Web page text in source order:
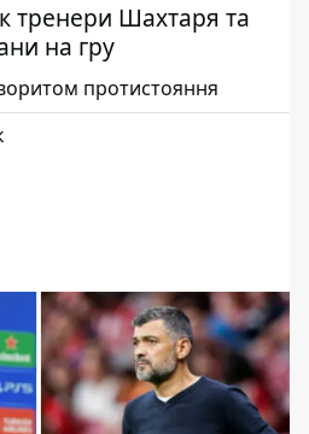
тренери Шахтаря та
на гру
протистояння